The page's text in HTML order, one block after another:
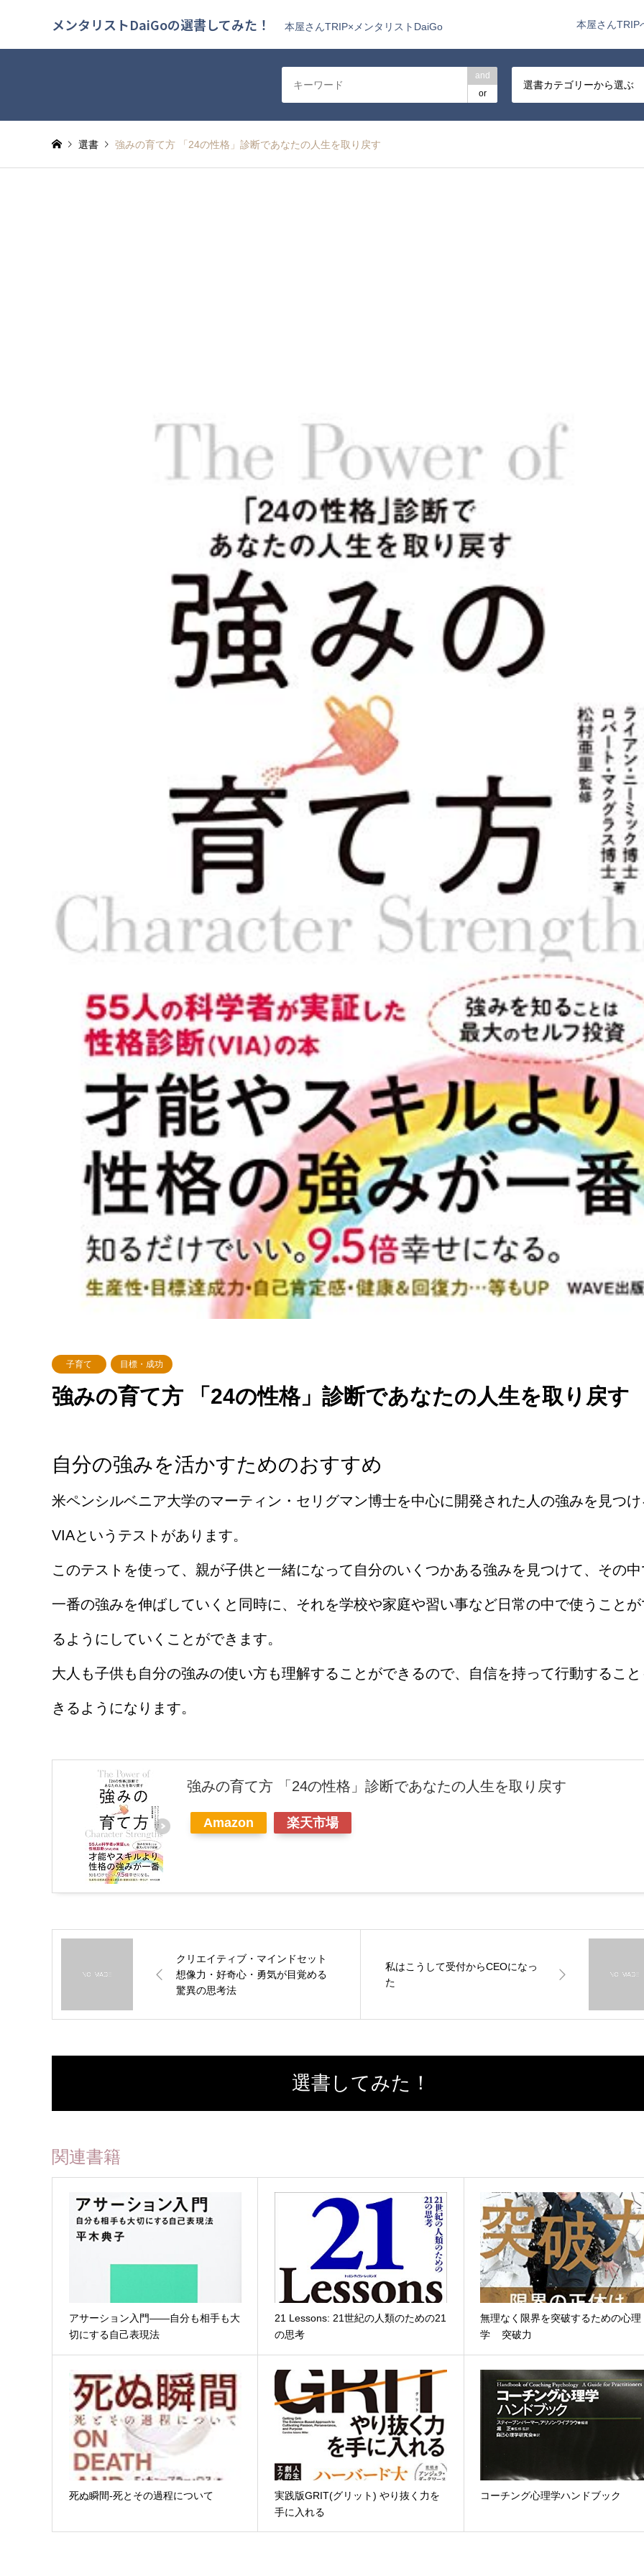
メンタリストDaiGoの選書してみた！ 本屋さんTRIP×メンタリストDaiGo 本屋さんTRIP
and
or
選書カテゴリーから選ぶ
選書 強みの育て方 「24の性格」診断であなたの人生を取り戻す
子育て 目標・成功
強みの育て方 「24の性格」診断であなたの人生を取り戻す
自分の強みを活かすためのおすすめ
米ペンシルベニア大学のマーティン・セリグマン博士を中心に開発された人の強みを見つけ
VIAというテストがあります。
このテストを使って、親が子供と一緒になって自分のいくつかある強みを見つけて、その
一番の強みを伸ばしていくと同時に、それを学校や家庭や習い事など日常の中で使うこと
るようにしていくことができます。
大人も子供も自分の強みの使い方も理解することができるので、自信を持って行動するこ
きるようになります。
強みの育て方 「24の性格」診断であなたの人生を取り戻す
Amazon 楽天市場
クリエイティブ・マインドセット
想像力・好奇心・勇気が目覚める
驚異の思考法
私はこうして受付からCEOになっ
た
選書してみた！
関連書籍
アサーション入門――自分も相手も大
切にする自己表現法
21 Lessons: 21世紀の人類のための21
の思考
無理なく限界を突破するための心理
学 突破力
死ぬ瞬間-死とその過程について
実践版GRIT(グリット) やり抜く力を
手に入れる
コーチング心理学ハンドブック